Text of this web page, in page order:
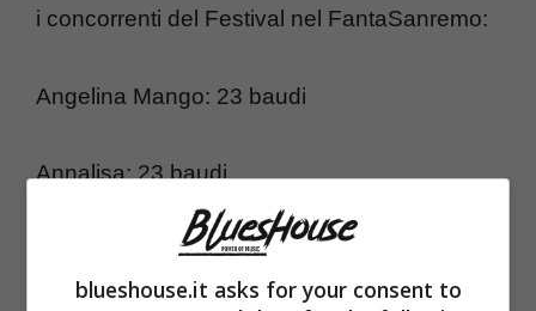
i concorrenti del Festival nel FantaSanremo:
Angelina Mango: 23 baudi
Annalisa: 23 baudi
Alessandra Amoroso: 23 baudi
blueshouse.it asks for your consent to